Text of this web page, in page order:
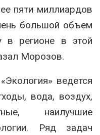
пяти миллиардов
большой объем
в регионе в этой
Морозов.
ведется
вода, воздух,
наилучшие
Ряд задач